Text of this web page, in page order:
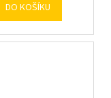
DO KOŠÍKU